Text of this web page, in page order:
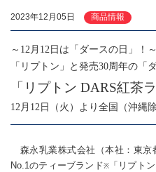
2023年12月05日 商品情報
～12月12日は「ダースの日」！～
「リプトン」と発売30周年の「
「リプトン DARS紅茶ラ
12月12日（火）より全国（沖縄
森永乳業株式会社（本社：東京
No.1のティーブランド※
「リプト